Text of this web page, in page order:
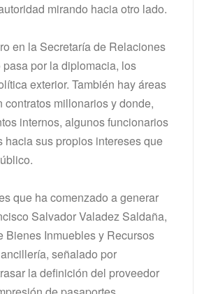
mirando hacia otro lado.
en la Secretaría de Relaciones
por la diplomacia, los
exterior. También hay áreas
contratos millonarios y donde,
internos, algunos funcionarios
hacia sus propios intereses que
que ha comenzado a generar
Salvador Valadez Saldaña,
Bienes Inmuebles y Recursos
señalado por
la definición del proveedor